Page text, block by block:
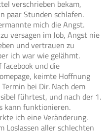
verschrieben bekam,
paar Stunden schlafen.
mich die Angst.
versagen im Job, Angst nie
und vertrauen zu
ich war wie gelähmt.
und die
keimte Hoffnung
bei Dir. Nach dem
führtest, und nach der 1.
kann funktionieren.
ich eine Veränderung.
Loslassen aller schlechten